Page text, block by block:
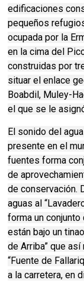
edificaciones
pequeños
ocupada por la
en la cima del
construidas por
situar el enlace
Boabdil, Muley-
el que se le
El sonido del
presente en el
fuentes forma
de
de conservación.
aguas al
forma un conjunto
están bajo un
de Arriba” que
“Fuente de
a la carretera, en